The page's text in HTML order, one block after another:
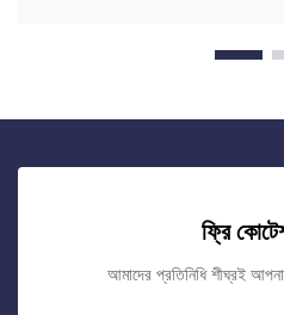
ফ্রি
আমাদের প্রতিনিধি শীঘ্রই